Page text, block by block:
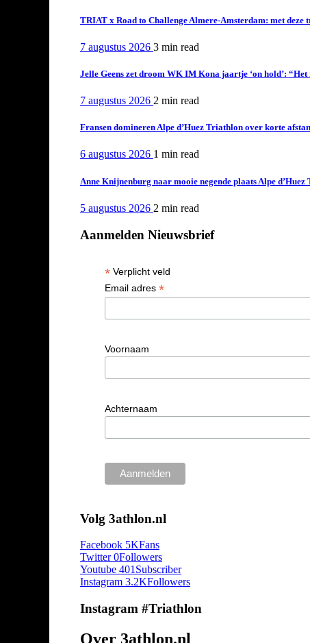
TRIAT x Road to Challenge Almere-Amsterdam: met deze
7 augustus 2026 3 min read
Jelle Geens zet droom WK IM Kona jaartje ‘on hold’: “Het
7 augustus 2026 2 min read
Fransen domineren Alpe d’Huez Triathlon over korte
6 augustus 2026 1 min read
Anne Knijnenburg naar mooie negende plaats Alpe
5 augustus 2026 2 min read
Aanmelden Nieuwsbrief
* Verplicht veld
Email adres *
Voornaam
Achternaam
Volg 3athlon.nl
Facebook 5KFans
Twitter 0Followers
Youtube 401 Subscriber
Instagram 3.2KFollowers
Instagram #Triathlon
Over 3athlon.nl